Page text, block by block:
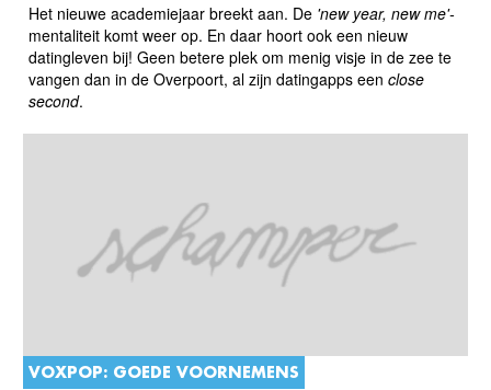
Het nieuwe academiejaar breekt aan. De 'new year, new me'-
mentaliteit komt weer op. En daar hoort ook een nieuw
datingleven bij! Geen betere plek om menig visje in de zee te
vangen dan in de Overpoort, al zijn datingapps een close
second.
VOXPOP: GOEDE VOORNEMENS